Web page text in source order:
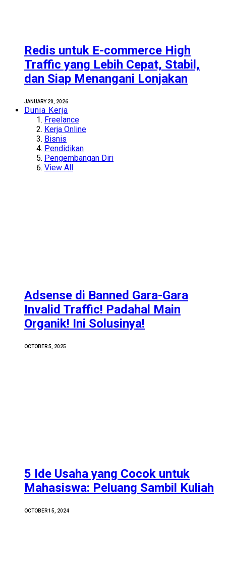
Redis untuk E-commerce High
Traffic yang Lebih Cepat, Stabil,
dan Siap Menangani Lonjakan
JANUARY 20, 2026
Dunia Kerja
Freelance
Kerja Online
Bisnis
Pendidikan
Pengembangan Diri
View All
Adsense di Banned Gara-Gara
Invalid Traffic! Padahal Main
Organik! Ini Solusinya!
OCTOBER 5, 2025
5 Ide Usaha yang Cocok untuk
Mahasiswa: Peluang Sambil Kuliah
OCTOBER 15, 2024